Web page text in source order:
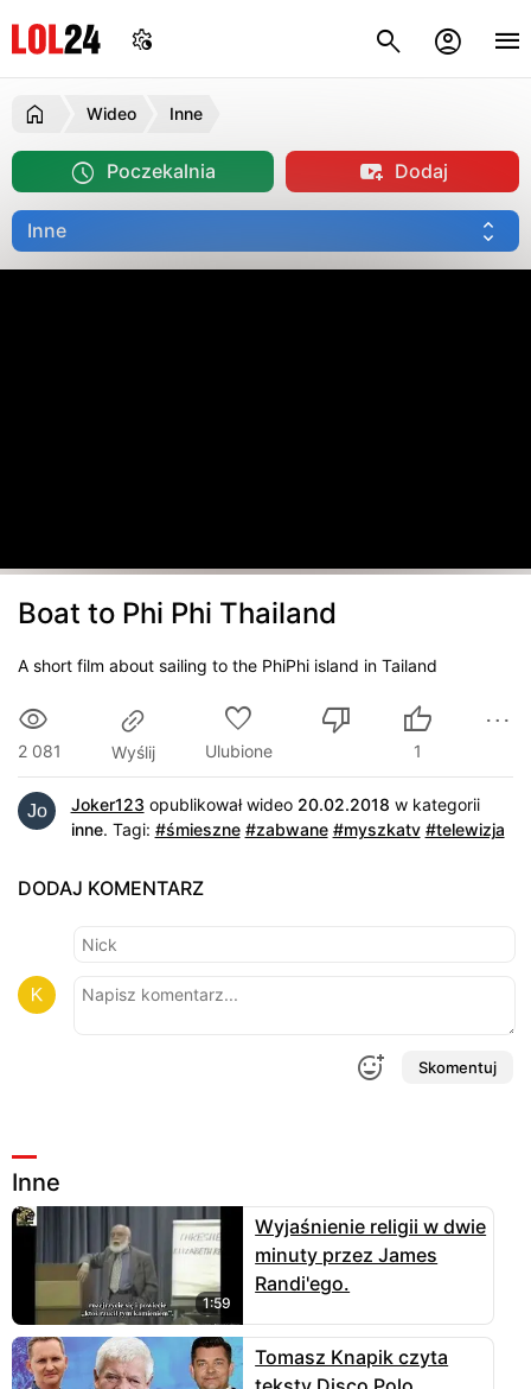
Wideo Inne
Poczekalnia Dodaj
Boat to Phi Phi Thailand
A short film about sailing to the PhiPhi island in Tailand
2 081 Wyślij Ulubione 1
Joker123 opublikował wideo 20.02.2018 w kategorii
inne. Tagi: #śmieszne #zabwane #myszkatv #telewizja
DODAJ KOMENTARZ
Skomentuj
Inne
1:59
Wyjaśnienie religii w dwie
minuty przez James
Randi'ego.
Tomasz Knapik czyta